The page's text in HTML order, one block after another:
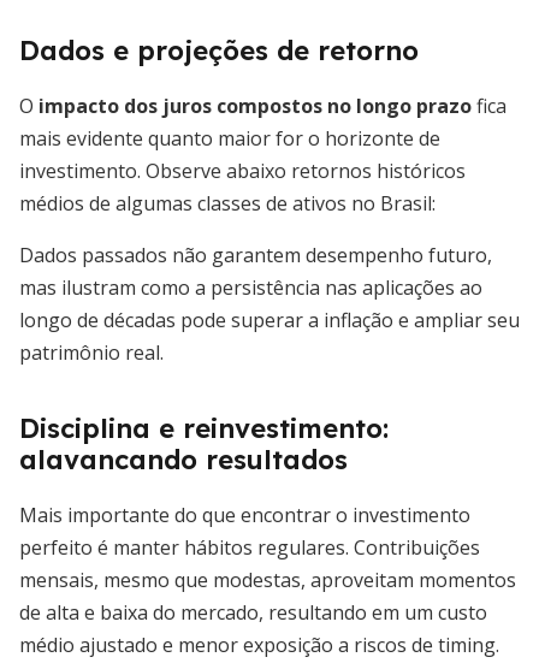
Dados e projeções de retorno
O impacto dos juros compostos no longo prazofica
mais evidente quanto maior for o horizonte de
investimento. Observe abaixo retornos históricos
médios de algumas classes de ativos no Brasil:
Dados passados não garantem desempenho futuro,
mas ilustram como a persistência nas aplicações ao
longo de décadas pode superar a inflação e ampliar seu
patrimônio real.
Disciplina e reinvestimento:
alavancando resultados
Mais importante do que encontrar o investimento
perfeito é manter hábitos regulares. Contribuições
mensais, mesmo que modestas, aproveitam momentos
de alta e baixa do mercado, resultando em um custo
médio ajustado e menor exposição a riscos de timing.